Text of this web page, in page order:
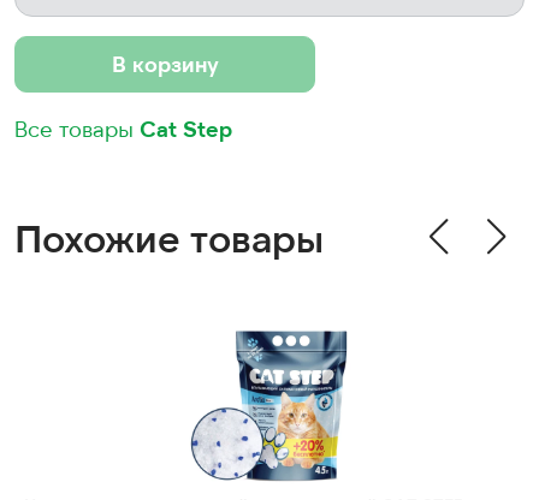
В корзину
Все товары Cat Step
Похожие товары